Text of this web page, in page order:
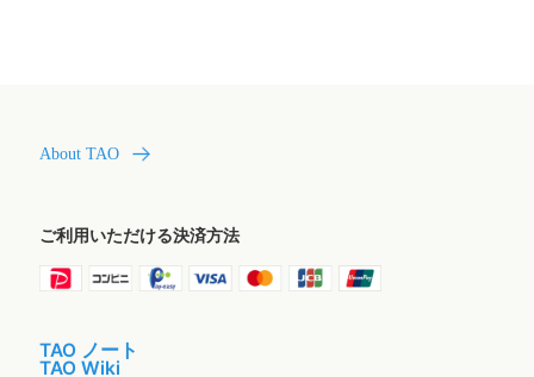
About TAO
ご利用いただける決済方法
TAO ノート
TAO Wiki